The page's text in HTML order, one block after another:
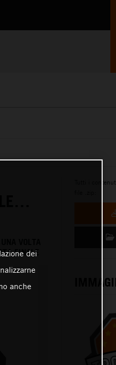
FINALE
Tutti i
dei
anche